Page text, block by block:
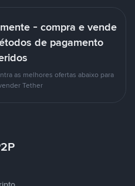
- compra e vende
de pagamento
as melhores ofertas abaixo para
Tether